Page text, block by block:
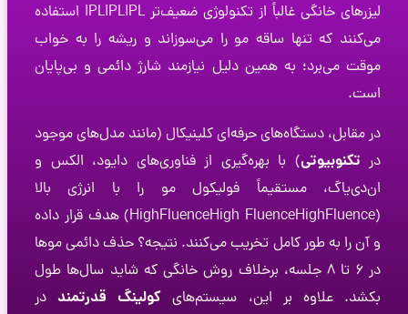
لیزرهای خانگی غالباً از تکنولوژی ضعیف‌تر
IPLIPLIPL
استفاده
می‌کنند که تنها ساقه مو را می‌سوزاند و ریشه را به خواب
موقت می‌برد؛ به همین دلیل نیازمند شارژ دائمی و بی‌پایان
است.
در مقابل، دستگاه‌های حرفه‌ای کلینیکال (مانند مدل‌های موجود
در تکنوبیوتی) با بهره‌گیری از فناوری‌های دایود، الکس و
ان‌دی‌یاگ، مستقیماً فولیکول مو را با انرژی بالا
(
HighFluenceHigh FluenceHighFluence
) هدف قرار داده
و آن را به طور کامل تخریب می‌کنند. نتیجه؟ حذف دائمی موها
در ۶ تا ۸ جلسه، برخلاف روش خانگی که شاید سال‌ها طول
بکشد. علاوه بر این، سیستم‌های کولینگ قدرتمند در